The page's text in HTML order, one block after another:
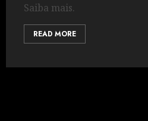
Saiba mais.
READ MORE